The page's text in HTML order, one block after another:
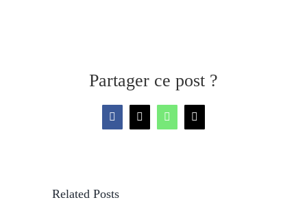
Partager ce post ?
Facebook
X WhatsApp
Email
Related Posts